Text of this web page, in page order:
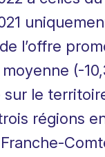
l’offre
(-
sur le
régions